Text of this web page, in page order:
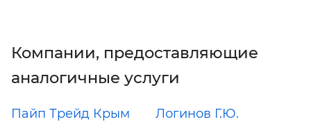
Компании, предоставляющие
аналогичные услуги
Пайп Трейд Крым
Логинов Г.Ю.